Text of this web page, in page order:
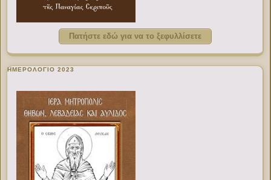
Πατήστε εδώ για να το ξεφυλλίσετε
ΗΜΕΡΟΛΟΓΙΟ 2023